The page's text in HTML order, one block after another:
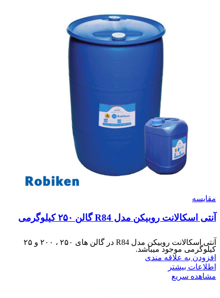
مقایسه
آنتی اسکالانت روبیکن مدل R84 گالن ۲۵۰ کیلوگرمی
آنتی اسکالانت روبیکن مدل R84 در گالن های ۲۵۰ ، ۲۰۰ و ۲۵
کیلوگرمی موجود میباشد.
افزودن به علاقه مندی
اطلاعات بیشتر
مشاهده سریع